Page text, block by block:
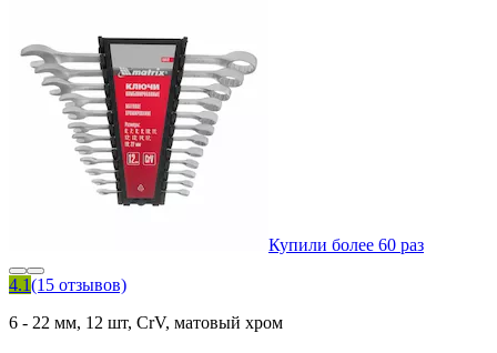
Купили более 60 раз
4.1(15 отзывов)
6 - 22 мм, 12 шт, CrV, матовый хром